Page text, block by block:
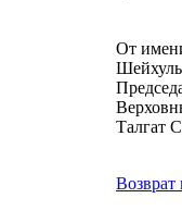
От
Талгат
Возврат